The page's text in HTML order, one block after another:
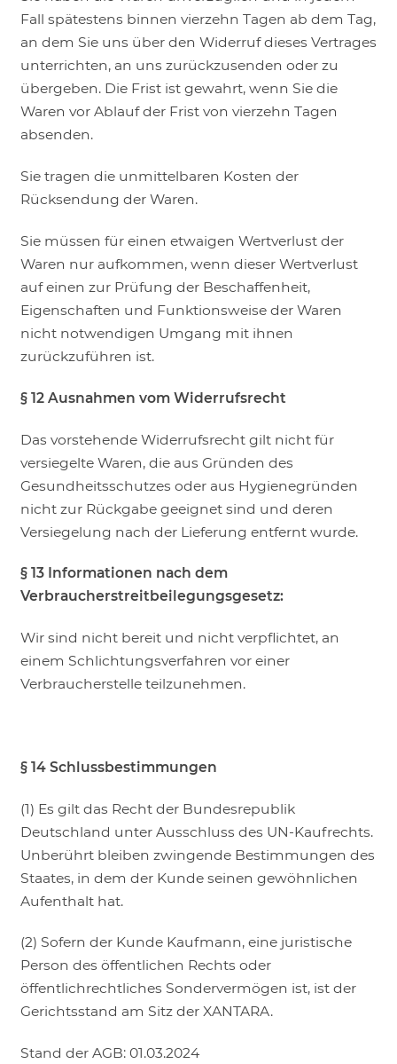
Fall spätestens binnen vierzehn Tagen ab dem Tag,
an dem Sie uns über den Widerruf dieses Vertrages
unterrichten, an uns zurückzusenden oder zu
übergeben. Die Frist ist gewahrt, wenn Sie die
Waren vor Ablauf der Frist von vierzehn Tagen
absenden.
Sie tragen die unmittelbaren Kosten der
Rücksendung der Waren.
Sie müssen für einen etwaigen Wertverlust der
Waren nur aufkommen, wenn dieser Wertverlust
auf einen zur Prüfung der Beschaffenheit,
Eigenschaften und Funktionsweise der Waren
nicht notwendigen Umgang mit ihnen
zurückzuführen ist.
§ 12 Ausnahmen vom Widerrufsrecht
Das vorstehende Widerrufsrecht gilt nicht für
versiegelte Waren, die aus Gründen des
Gesundheitsschutzes oder aus Hygienegründen
nicht zur Rückgabe geeignet sind und deren
Versiegelung nach der Lieferung entfernt wurde.
§ 13 Informationen nach dem
Verbraucherstreitbeilegungsgesetz:
Wir sind nicht bereit und nicht verpflichtet, an
einem Schlichtungsverfahren vor einer
Verbraucherstelle teilzunehmen.
§ 14 Schlussbestimmungen
(1) Es gilt das Recht der Bundesrepublik
Deutschland unter Ausschluss des UN-Kaufrechts.
Unberührt bleiben zwingende Bestimmungen des
Staates, in dem der Kunde seinen gewöhnlichen
Aufenthalt hat.
(2) Sofern der Kunde Kaufmann, eine juristische
Person des öffentlichen Rechts oder
öffentlichrechtliches Sondervermögen ist, ist der
Gerichtsstand am Sitz der XANTARA.
Stand der AGB: 01.03.2024